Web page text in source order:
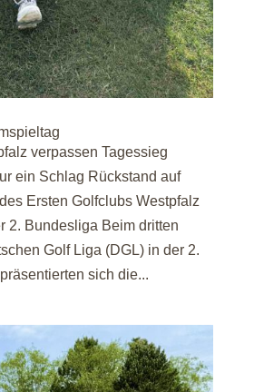
verpassen Tagessieg
ein Schlag Rückstand auf
Ersten Golfclubs Westpfalz
2. Bundesliga Beim dritten
Golf Liga (DGL) in der 2.
sich die...